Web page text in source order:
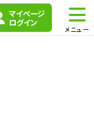
マイページ
ログイン